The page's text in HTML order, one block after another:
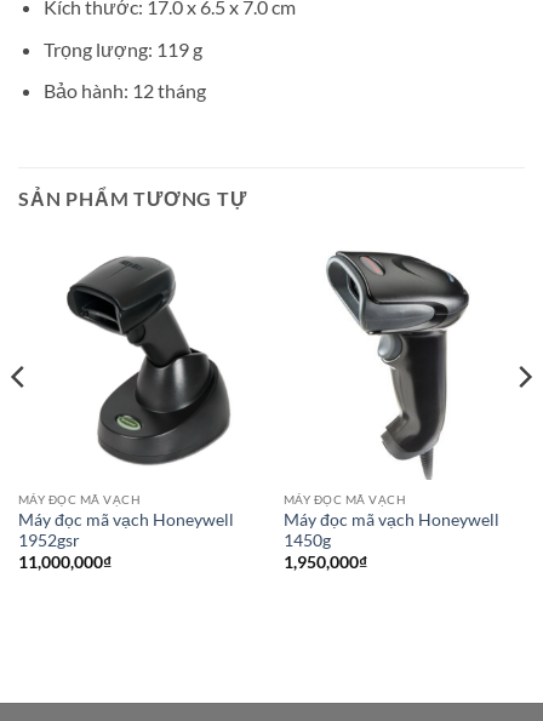
Kích thước: 17.0 x 6.5 x 7.0 cm
Trọng lượng: 119 g
Bảo hành: 12 tháng
SẢN PHẨM TƯƠNG TỰ
MÁY ĐỌC MÃ VẠCH
Máy đọc mã vạch Honeywell
1952gsr
11,000,000₫
MÁY ĐỌC MÃ VẠCH
Máy đọc mã vạch Honeywell
1450g
1,950,000₫